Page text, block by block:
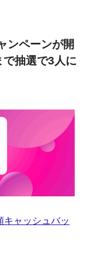
ンペーンが開
抽選で3人に
キャッシュバッ